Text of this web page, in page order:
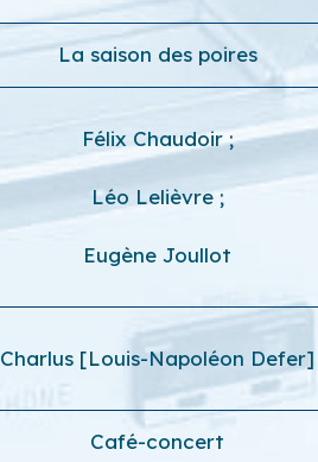
La saison des poires
Félix Chaudoir;
Léo Lelièvre;
Eugène Joullot
Charlus [Louis-Napoléon Defer]
Café-concert